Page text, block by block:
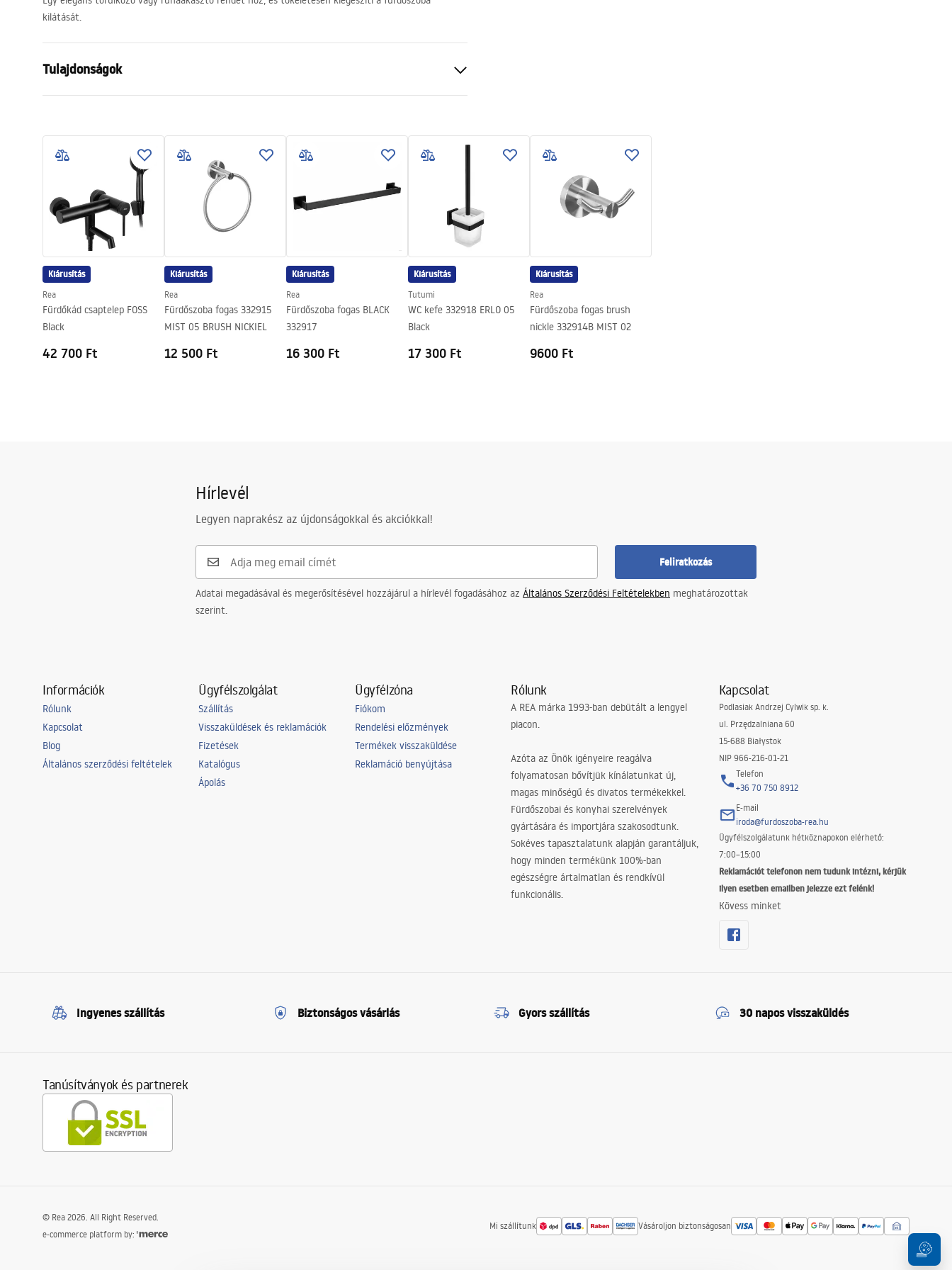
kilátását.
Tulajdonságok
Felszerelés
Csavarozható
Magasság
mm
Mélység
Garancia
24 Hónap
Kiárusítás
Rea
Fürdőkád csaptelep FOSS
Black
42 700 Ft
Kiárusítás
Rea
Fürdőszoba fogas 332915
MIST 05 BRUSH NICKIEL
12 500 Ft
Kiárusítás
Rea
Fürdőszoba fogas BLACK
332917
16 300 Ft
Kiárusítás
Tutumi
WC kefe 332918 ERLO 05
Black
17 300 Ft
Kiárusítás
Rea
Fürdőszoba fogas brush
nickle 332914B MIST 02
9600 Ft
Hírlevél
Legyen naprakész az újdonságokkal és akciókkal!
Feliratkozás
Adatai megadásával és megerősítésével hozzájárul a hírlevél fogadásához az Általános Szerződési Feltételekben meghatározottak
szerint.
Információk
Rólunk
Kapcsolat
Blog
Általános szerződési feltételek
Ügyfélszolgálat
Szállítás
Visszaküldések és reklamációk
Fizetések
Katalógus
Ápolás
Ügyfélzóna
Fiókom
Rendelési előzmények
Termékek visszaküldése
Reklamáció benyújtása
Rólunk
A REA márka 1993-ban debütált a lengyel
piacon.
Azóta az Önök igényeire reagálva
folyamatosan bővítjük kínálatunkat új,
magas minőségű és divatos termékekkel.
Fürdőszobai és konyhai szerelvények
gyártására és importjára szakosodtunk.
Sokéves tapasztalatunk alapján garantáljuk,
hogy minden termékünk 100%-ban
egészségre ártalmatlan és rendkívül
funkcionális.
Kapcsolat
Podlasiak Andrzej Cylwik sp. k.
ul. Przędzalniana 60
15-688 Białystok
NIP 966-216-01-21
Telefon
+36 70 750 8912
E-mail
iroda@furdoszoba-rea.hu
Ügyfélszolgálatunk hétköznapokon elérhető:
7:00–15:00
Reklamációt telefonon nem tudunk intézni, kérjük
ilyen esetben emailben jelezze ezt felénk!
Kövess minket
Ingyenes szállítás Biztonságos vásárlás Gyors szállítás 30 napos visszaküldés
Tanúsítványok és partnerek
Mi szállítunk Vásároljon biztonságosan
© Rea 2026. All Right Reserved.
e-commerce platform by: